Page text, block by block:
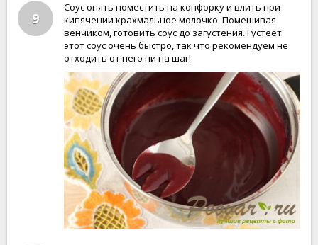
9
Соус опять поместить на конфорку и влить при
кипячении крахмальное молочко. Помешивая
венчиком, готовить соус до загустения. Густеет
этот соус очень быстро, так что рекомендуем не
отходить от него ни на шаг!